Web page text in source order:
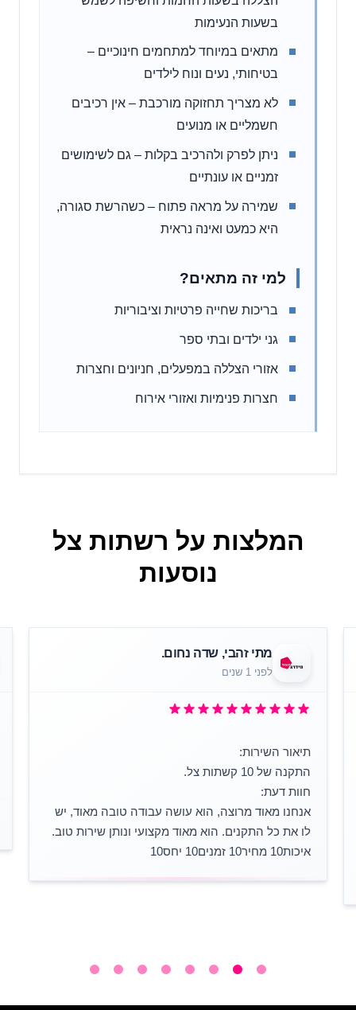
בשעות הנעימות
מתאים במיוחד למתחמים חינוכיים –
בטיחותי, נעים ונוח לילדים
לא מצריך תחזוקה מורכבת – אין רכיבים
חשמליים או מנועים
ניתן לפרק ולהרכיב בקלות – גם לשימושים
זמניים או עונתיים
שמירה על מראה פתוח – כשהרשת סגורה,
היא כמעט ואינה נראית
למי זה מתאים?
בריכות שחייה פרטיות וציבוריות
גני ילדים ובתי ספר
אזורי הצללה במפעלים, חניונים וחצרות
חצרות פנימיות ואזורי אירוח
המלצות על רשתות צל
נוסעות
מתי זהבי, שדה נחום.
לפני 1 שנים
תיאור השירות:
התקנה של 10 קשתות צל.
חוות דעת:
אנחנו מאוד מרוצה, הוא עושה עבודה טובה מאוד, יש
לו את כל התקנים. הוא מאוד מקצועי ונותן שירות טוב.
איכות10 מחיר10 זמנים10 יחס10